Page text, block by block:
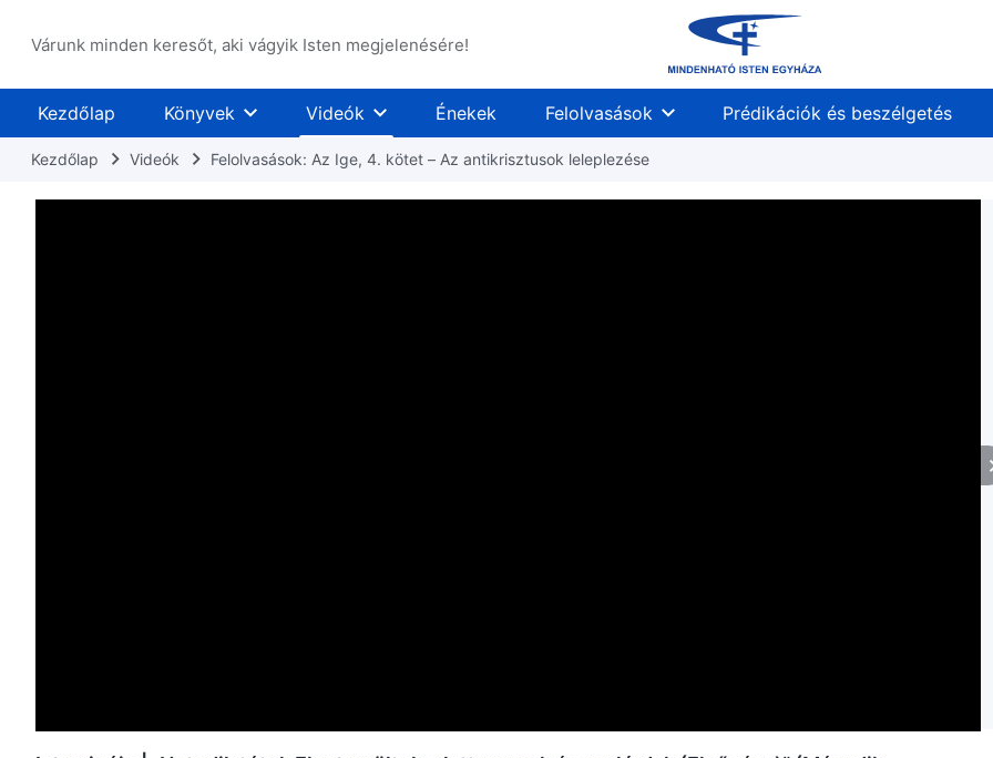
Várunk minden keresőt, aki vágyik Isten megjelenésére!
Kezdőlap Könyvek Videók Énekek Felolvasások Prédikációk és beszélgetés
Kezdőlap Videók Felolvasások: Az Ige, 4. kötet – Az antikrisztusok leleplezése